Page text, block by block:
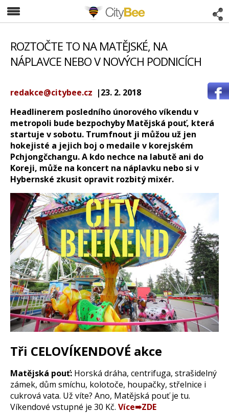
CityBee
ROZTOČTE TO NA MATĚJSKÉ, NA
NÁPLAVCE NEBO V NOVÝCH PODNICÍCH
redakce@citybee.cz |23. 2. 2018
Headlinerem posledního únorového víkendu v
metropoli bude bezpochyby Matějská pouť, která
startuje v sobotu. Trumfnout ji můžou už jen
hokejisté a jejich boj o medaile v korejském
Pchjongčchangu. A kdo nechce na labutě ani do
Koreji, může na koncert na náplavku nebo si v
Hybernské zkusit opravit rozbitý mixér.
Tři CELOVÍKENDOVÉ akce
Matějská pouť: Horská dráha, centrifuga, strašidelný
zámek, dům smíchu, kolotoče, houpačky, střelnice i
cukrová vata. Už víte? Ano, Matějská pouť je tu.
Víkendové vstupné je 30 Kč. Více➠ZDE